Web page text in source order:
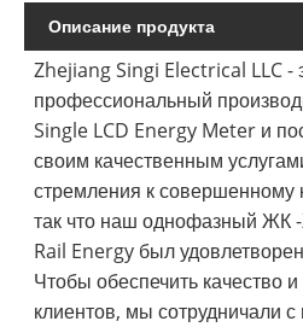
Описание продукта
Zhejiang Singi Electrical LLC -
профессиональный
Single LCD Energy Meter и
своим качественным
стремления к совершенному
так что наш однофазный ЖК
Rail Energy был
Чтобы обеспечить качество
клиентов, мы сотрудничали